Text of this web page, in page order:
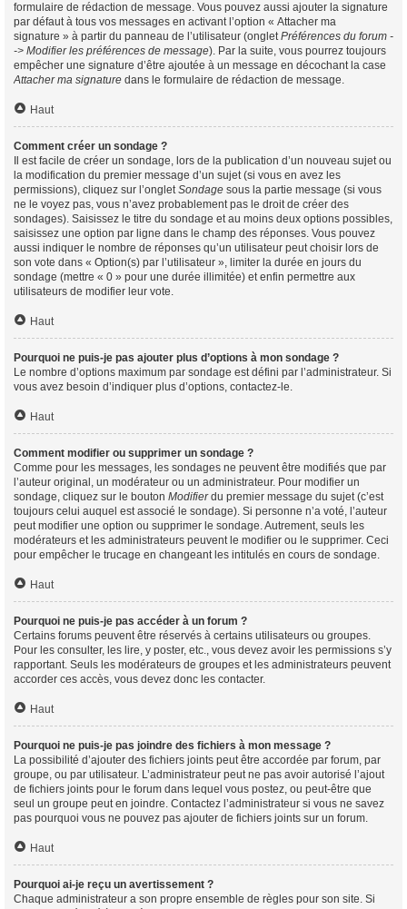
formulaire de rédaction de message. Vous pouvez aussi ajouter la signature
par défaut à tous vos messages en activant l’option « Attacher ma
signature » à partir du panneau de l’utilisateur (ongletPréférences du forum -
-> Modifier les préférences de message). Par la suite, vous pourrez toujours
empêcher une signature d’être ajoutée à un message en décochant la case
Attacher ma signature dans le formulaire de rédaction de message.
Haut
Comment créer un sondage ?
Il est facile de créer un sondage, lors de la publication d’un nouveau sujet ou
la modification du premier message d’un sujet (si vous en avez les
permissions), cliquez sur l’ongletSondage sous la partie message (si vous
ne le voyez pas, vous n’avez probablement pas le droit de créer des
sondages). Saisissez le titre du sondage et au moins deux options possibles,
saisissez une option par ligne dans le champ des réponses. Vous pouvez
aussi indiquer le nombre de réponses qu’un utilisateur peut choisir lors de
son vote dans « Option(s) par l’utilisateur », limiter la durée en jours du
sondage (mettre « 0 » pour une durée illimitée) et enfin permettre aux
utilisateurs de modifier leur vote.
Haut
Pourquoi ne puis-je pas ajouter plus d’options à mon sondage ?
Le nombre d’options maximum par sondage est défini par l’administrateur. Si
vous avez besoin d’indiquer plus d’options, contactez-le.
Haut
Comment modifier ou supprimer un sondage ?
Comme pour les messages, les sondages ne peuvent être modifiés que par
l’auteur original, un modérateur ou un administrateur. Pour modifier un
sondage, cliquez sur le bouton Modifierdu premier message du sujet (c’est
toujours celui auquel est associé le sondage). Si personne n’a voté, l’auteur
peut modifier une option ou supprimer le sondage. Autrement, seuls les
modérateurs et les administrateurs peuvent le modifier ou le supprimer. Ceci
pour empêcher le trucage en changeant les intitulés en cours de sondage.
Haut
Pourquoi ne puis-je pas accéder à un forum ?
Certains forums peuvent être réservés à certains utilisateurs ou groupes.
Pour les consulter, les lire, y poster, etc., vous devez avoir les permissions s’y
rapportant. Seuls les modérateurs de groupes et les administrateurs peuvent
accorder ces accès, vous devez donc les contacter.
Haut
Pourquoi ne puis-je pas joindre des fichiers à mon message ?
La possibilité d’ajouter des fichiers joints peut être accordée par forum, par
groupe, ou par utilisateur. L’administrateur peut ne pas avoir autorisé l’ajout
de fichiers joints pour le forum dans lequel vous postez, ou peut-être que
seul un groupe peut en joindre. Contactez l’administrateur si vous ne savez
pas pourquoi vous ne pouvez pas ajouter de fichiers joints sur un forum.
Haut
Pourquoi ai-je reçu un avertissement ?
Chaque administrateur a son propre ensemble de règles pour son site. Si